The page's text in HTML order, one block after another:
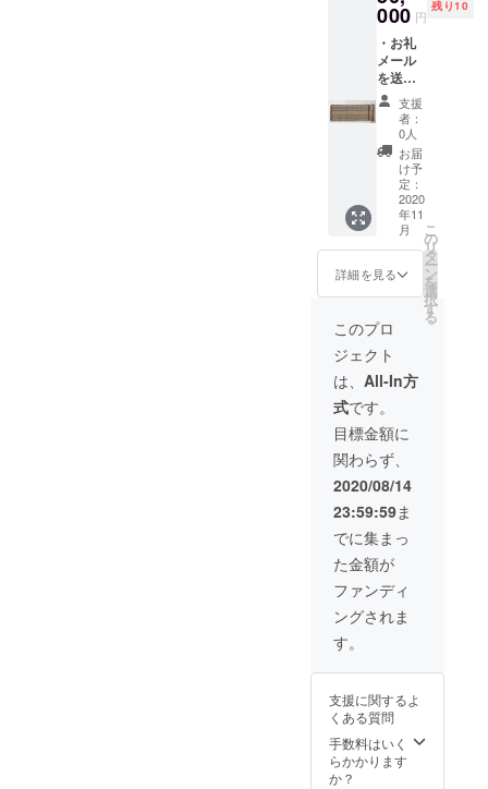
ケット
限：
2021年
末ま
で） ・
当会の
ウェブ
サイト
に「寄
付者一
覧」に
お名前
を掲載
しま
す。 ※
ず備考
希望の
お名前
入くだ
さい。
トゥ
ミャン
マーの
イベン
ト一回
無料ご
招待し
ます。
（未
定：
2020年
12月
頃 場
所：横
浜市近
郊 往
己負
ケット
有効期
限：
2021年
末ま
で）、
・理事
長著書
ンマー
に学ぶ
海外ビ
ジネス
40の
ルール:
善人過
かに、
そして
誠実
に」1冊
を提供
しま
000 円
残り10
・お礼
メール
を送付
しま
す。 ・
支援を
受けた
ミャン
マー人
からの
お礼
メッ
セージ
レター
を送付
す。 ・
リンク
トゥ
ミャン
マーの
イベン
ト一回
を無料
ご招待
します
（開催
日：
2020年
12月
場所：
横浜市
近郊
往復交
担 チ
有効期
限
2021年
末ま
支援
者：
0人
お届
け予
定：
2020
年11
月
詳細を見る
こ
の
リ
タ
ー
ン
を
選
択
す
る
このプロ
ジェクト
は、 All-In方
式です。
目標金額に
関わらず、
2020/08/14
23:59:59ま
でに集まっ
た金額が
ファンディ
ングされま
す。
支援に関するよ
くある質問
手数料はいく
らかかります
か？